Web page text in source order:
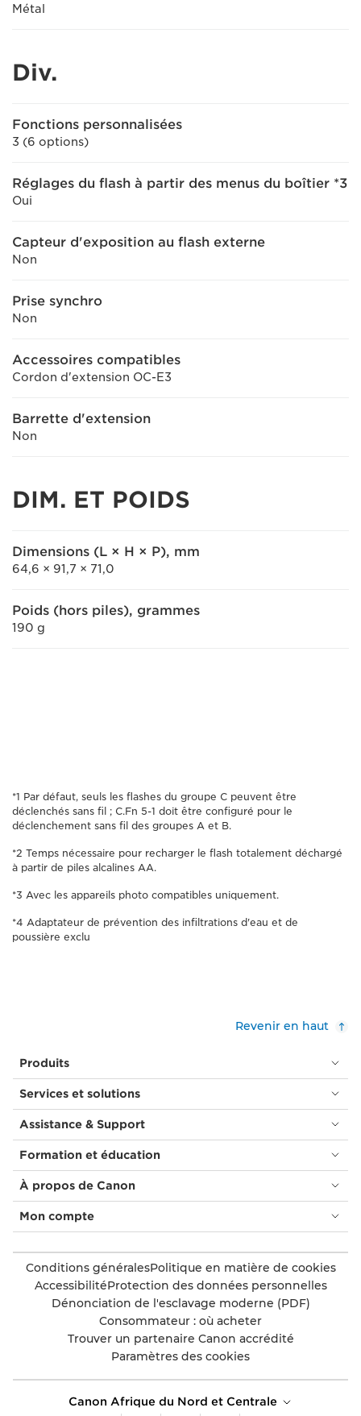
Métal
Div.
Fonctions personnalisées
3 (6 options)
Réglages du flash à partir des menus du boîtier *3
Oui
Capteur d'exposition au flash externe
Non
Prise synchro
Non
Accessoires compatibles
Cordon d'extension OC-E3
Barrette d'extension
Non
DIM. ET POIDS
Dimensions (L × H × P), mm
64,6 × 91,7 × 71,0
Poids (hors piles), grammes
190 g
*1 Par défaut, seuls les flashes du groupe C peuvent être
déclenchés sans fil ; C.Fn 5-1 doit être configuré pour le
déclenchement sans fil des groupes A et B.
*2 Temps nécessaire pour recharger le flash totalement déchargé
à partir de piles alcalines AA.
*3 Avec les appareils photo compatibles uniquement.
*4 Adaptateur de prévention des infiltrations d'eau et de
poussière exclu
Revenir en haut
Produits
Services et solutions
Assistance & Support
Formation et éducation
À propos de Canon
Mon compte
Conditions généralesPolitique en matière de cookies
AccessibilitéProtection des données personnelles
Dénonciation de l'esclavage moderne (PDF)
Consommateur : où acheter
Trouver un partenaire Canon accrédité
Paramètres des cookies
Canon Afrique du Nord et Centrale